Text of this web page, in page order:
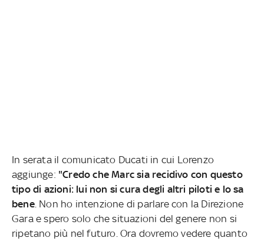
In serata il comunicato Ducati in cui Lorenzo
aggiunge: "Credo che Marc sia recidivo con questo
tipo di azioni: lui non si cura degli altri piloti e lo sa
bene. Non ho intenzione di parlare con la Direzione
Gara e spero solo che situazioni del genere non si
ripetano più nel futuro. Ora dovremo vedere quanto